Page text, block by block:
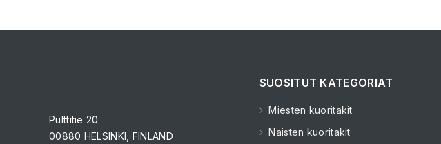
Pulttitie 20
00880 HELSINKI, FINLAND
SUOSITUT KATEGORIAT
Miesten kuoritakit
Naisten kuoritakit